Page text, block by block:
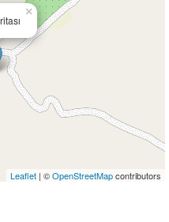
×
Leaflet | ©OpenStreetMapcontributors